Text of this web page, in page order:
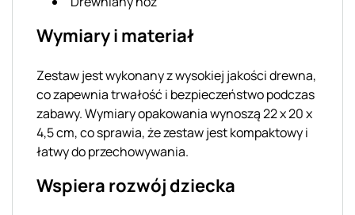
Wymiary i materiał
Zestaw jest wykonany z wysokiej jakości drewna,
co zapewnia trwałość i bezpieczeństwo podczas
zabawy. Wymiary opakowania wynoszą 22 x 20 x
4,5 cm, co sprawia, że zestaw jest kompaktowy i
łatwy do przechowywania.
Wspiera rozwój dziecka